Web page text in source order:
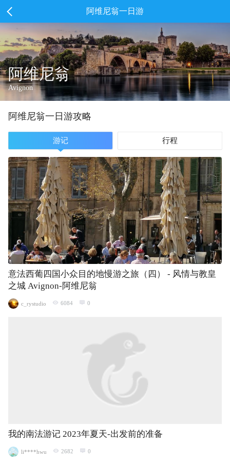
阿维尼翁一日游
阿维尼翁
Avignon
阿维尼翁一 日游攻略
游记 行程
意法西葡四国小众目的地慢游之旅（四） - 风情与教皇
之城 Avignon-阿维尼翁
c_rystudio 6084 0
我的南法游记 2023年夏天-出发前的准备
li****hwu 2682 0